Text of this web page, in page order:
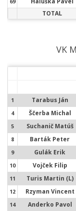
TOTAL
VK
1 Tarabus Ján
4 Ščerba Michal
5 Suchanič Matúš
8 Barták Peter
9 Gulák Erik
10 Vojček Filip
11 Turis Martin (L)
12 Rzyman Vincent
14 Anderko Pavol